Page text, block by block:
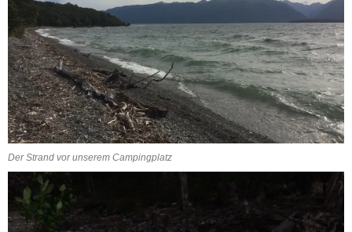
Der Strand vor unserem Campingplatz